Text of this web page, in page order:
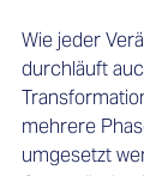
Wie jeder
durchläuft
mehrere
umgesetzt